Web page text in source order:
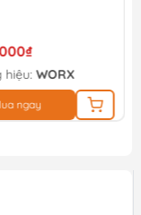
hiệu:WORX
ngay